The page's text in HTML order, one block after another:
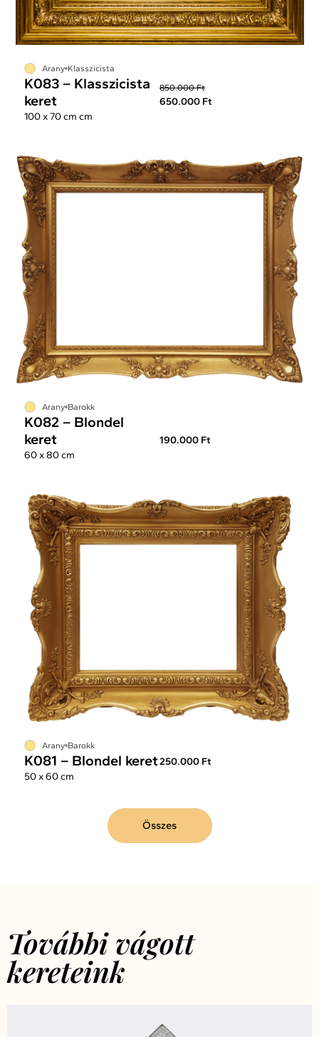
Arany Klasszicista
K083 – Klasszicista
keret
850.000 Ft
650.000 Ft
100 x 70 cm cm
Arany Barokk
K082 – Blondel
keret
190.000 Ft
60 x 80 cm
Arany Barokk
K081 – Blondel keret250.000 Ft
50 x 60 cm
Összes
További vágott
kereteink